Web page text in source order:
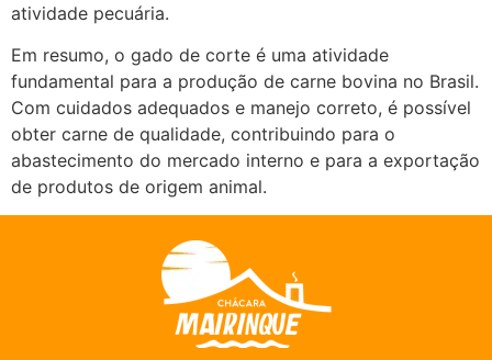
atividade pecuária.
Em resumo, o gado de corte é uma atividade
fundamental para a produção de carne bovina no Brasil.
Com cuidados adequados e manejo correto, é possível
obter carne de qualidade, contribuindo para o
abastecimento do mercado interno e para a exportação
de produtos de origem animal.